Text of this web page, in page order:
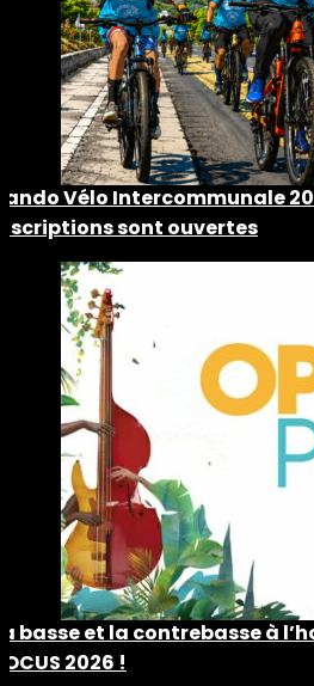
Vélo Intercommunale
sont ouvertes
basse et la contrebasse à
2026 !